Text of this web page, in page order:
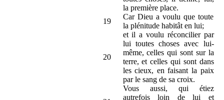
la première place.
19
Car Dieu a voulu que toute
la plénitude habitât en lui;
20
et il a voulu réconcilier par
lui toutes choses avec lui-
même, celles qui sont sur la
terre, et celles qui sont dans
les cieux, en faisant la paix
par le sang de sa croix.
Vous aussi, qui étiez
autrefois loin de lui et